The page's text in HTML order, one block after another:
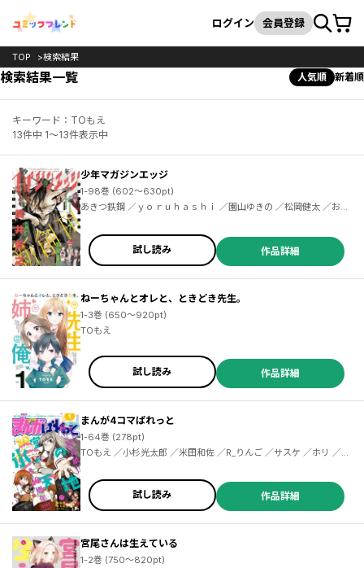
検索
ログイン 会員登録カート
TOP 検索結果
検索結果一覧 人気順 新着順
キーワード：TOもえ
13件中 1～13件表示中
少年マガジンエッジ
1-98巻 (602～630pt)
あきつ鉄鋼 ／ｙｏｒｕｈａｓｈｉ ／園山ゆきの ／松岡健太 ／おしおしお ／EVIL LINE RECORDS ／ｃａｌａｍａｒｉｕｍ ／百瀬祐一郎 ／尚月地 ／若月ジュン ／京極夏彦 ／志水アキ ／トルトネン ／創－ｔａｒｏ ／斎藤八呑 ／鈴木二三江 ／乃々木じぐ ／歩く魚 ／いがやん ／永瀬ようすけ ／ｍｉｉ．ｍ ／川崎順平 ／多喜れい ／けんたうろす ／寺井赤音 ／樋口彰彦 ／小村あゆみ ／武井宏之 ／虎走かける ／田中文 ／ｓｉｇａｍａ ／TOもえ ／田中現兎 ／鴉月ルイ ／名尾生博 ／Ｒ／０、ＭＯＶＩＣ ／阿部花次郎 ／猫又ぬこ ／ひな姫 ／へいろー
試し読み 作品詳細
ねーちゃんとオレと、ときどき先生。
1-3巻 (650～920pt)
TOもえ
試し読み 作品詳細
まんが4コマぱれっと
1-64巻 (278pt)
TOもえ ／小杉光太郎 ／米田和佐 ／R_りんご ／サスケ ／ホリ ／『アズールレーン』運営 ／中原開平 ／pote ／茂木康信 ／伊織ハル ／楠元とうか ／ねこうめ ／鳶村 ／上海散爆網絡科技有限公司 ／れぐ95 ／紀ノ上晟一 ／ＴＹＰＥ－ＭＯＯＮ ／磨伸映一郎 ／あぐ ／雨宮結生 ／東ふゆ ／ゆぐる ／田口囁一 ／吠えるタロウ ／ストロマ ／荒井チェリー ／しの ／PONZOOM ／鮭乃らるかん ／まえ葉 ／syuri22 ／冬瀬 ／タムラヨウ ／よの ／御家かえる ／おちゃ芥 ／富士伸太 ／珠梨やすゆき ／狂zip
試し読み 作品詳細
宮尾さんは生えている
1-2巻 (750～820pt)